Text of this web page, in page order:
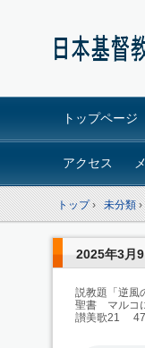
トップページ
アクセス
トップ› 未分類›
2025年3月
説教題「逆
聖書 マルコ
讃美歌21